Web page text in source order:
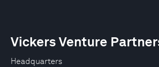
Headquarters
Vickers Venture